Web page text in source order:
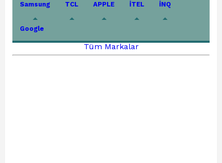
Samsung TCL APPLE İTEL İNQ
Google
Tüm Markalar